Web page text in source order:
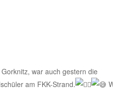
war auch gestern die
am FKK-Strand.